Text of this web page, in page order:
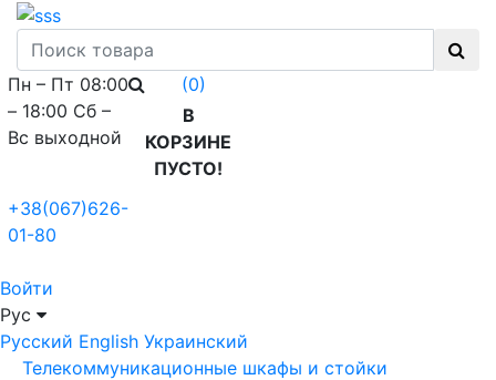
Пн – Пт 08:00
– 18:00 Сб –
Вс выходной
+38(067)626-
01-80
(0)
В
КОРЗИНЕ
ПУСТО!
Войти
Рус
Русский English Украинский
Телекоммуникационные шкафы и стойки